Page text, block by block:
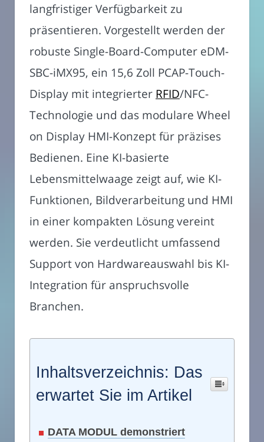
langfristiger Verfügbarkeit zu
präsentieren. Vorgestellt werden der
robuste Single-Board-Computer eDM-
SBC-iMX95, ein 15,6 Zoll PCAP-Touch-
Display mit integrierter RFID/NFC-
Technologie und das modulare Wheel
on Display HMI-Konzept für präzises
Bedienen. Eine KI-basierte
Lebensmittelwaage zeigt auf, wie KI-
Funktionen, Bildverarbeitung und HMI
in einer kompakten Lösung vereint
werden. Sie verdeutlicht umfassend
Support von Hardwareauswahl bis KI-
Integration für anspruchsvolle
Branchen.
Inhaltsverzeichnis: Das
erwartet Sie im Artikel
DATA MODUL demonstriert